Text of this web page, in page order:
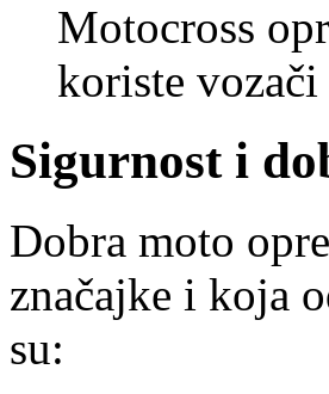
Motocross
koriste vozači
Sigurnost i
Dobra moto
značajke i koja
su: